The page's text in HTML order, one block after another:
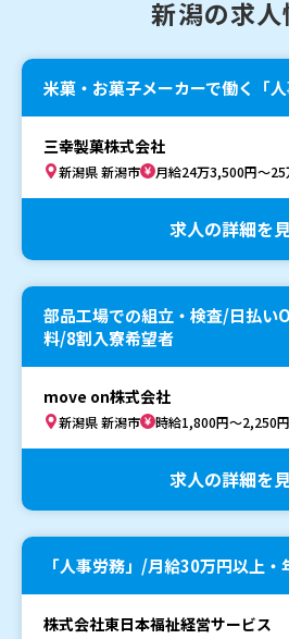
新潟の求
米菓・お菓子メーカーで働く「
三幸製菓株式会社
新潟県 新潟市 月給24万3,500円～
求人の詳細を
部品工場での組立・検査/日払い
料/8割入寮希望者
move on株式会社
新潟県 新潟市 時給1,800円～2,250円
求人の詳細を
「人事労務」/月給30万円以上
株式会社東日本福祉経営サービス